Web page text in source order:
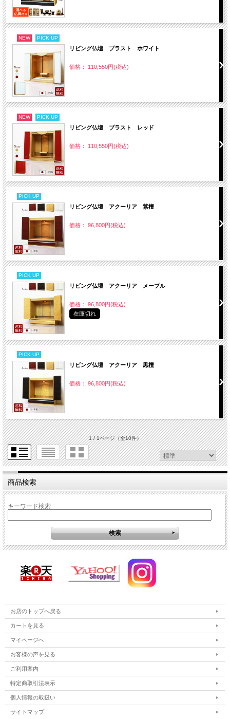
NEW PICK UP
リビング仏壇 ブラスト ホワイト
価格： 110,550円(税込)
NEW PICK UP
リビング仏壇 ブラスト レッド
価格： 110,550円(税込)
PICK UP
リビング仏壇 アクーリア 紫檀
価格： 96,800円(税込)
PICK UP
リビング仏壇 アクーリア メープル
価格： 96,800円(税込)
在庫切れ
PICK UP
リビング仏壇 アクーリア 黒檀
価格： 96,800円(税込)
1 / 1ページ（全10件）
商品検索
キーワード検索
お店のトップへ戻る
カートを見る
マイページへ
お客様の声を見る
ご利用案内
特定商取引法表示
個人情報の取扱い
サイトマップ